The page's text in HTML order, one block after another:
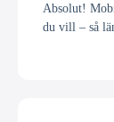
Absolut!
du vill – så